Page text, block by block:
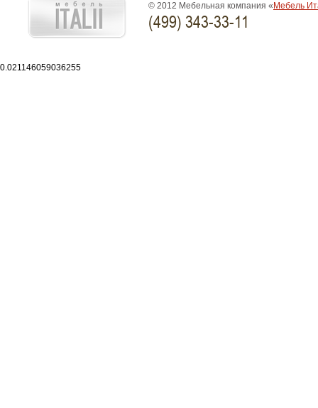
© 2012 Мебельная компания « Мебель
(499) 343-33-11
0.021146059036255